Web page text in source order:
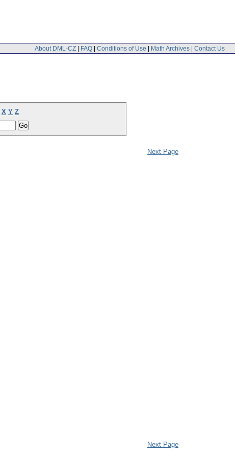
About DML-CZ | FAQ | Conditions of Use | Math Archives | Contact Us
X Y Z
Next Page
Next Page